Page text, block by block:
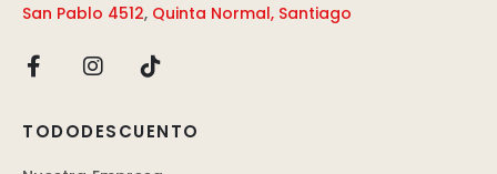
San Pablo 4512, Quinta Normal, Santiago
TODODESCUENTO